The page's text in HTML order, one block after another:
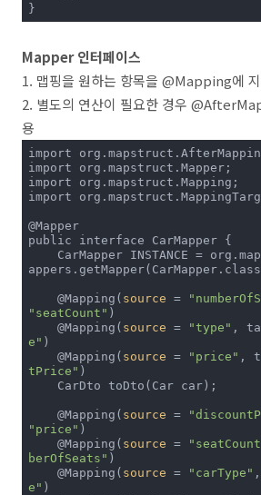
}
Mapper 인터페이스
1. 맵핑을 원하는 항목을 @Mapping에
2. 별도의 연산이 필요한 경우
용
import
import org.mapstruct.Mapper;
import org.mapstruct.Mapping;
import
@Mapper
public interface CarMapper {
    @Mapping(
source =
"seatCount" )
    @Mapping(
source = "type" ,
e" )
    @Mapping(
source = "price" ,
tPrice" )
    @Mapping(
source =
"price" )
    @Mapping(
source =
berOfSeats" )
    @Mapping(
source = "carType"
e" )